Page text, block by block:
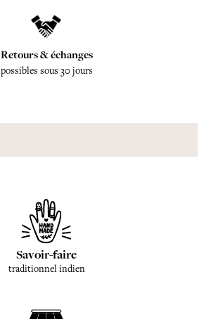
Retours & échanges
possibles sous 30 jours
Savoir-faire
traditionnel indien